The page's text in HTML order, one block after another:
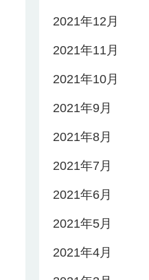
2021年12月
2021年11月
2021年10月
2021年9月
2021年8月
2021年7月
2021年6月
2021年5月
2021年4月